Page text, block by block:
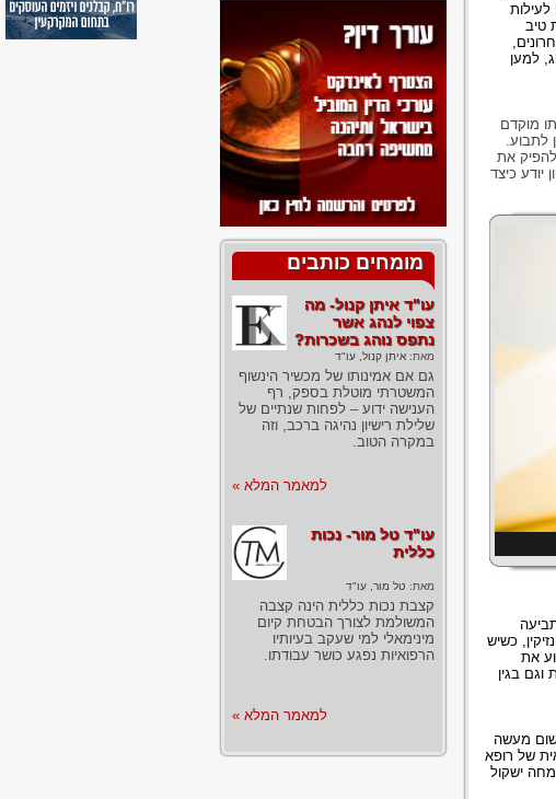
לעילות
טיב
למען
מוקדם
לתבוע.
להפיק את
יודע כיצד
כשיש
את
בגין
מעשה
של רופא
ישקול
מומחים כותבים
עו"ד איתן קנול- מה
צפוי לנהג אשר
נתפס נוהג בשכרות?
מאת: איתן קנול, עו"ד
גם אם אמינותו של מכשיר הינשוף
המשטרתי מוטלת בספק, רף
הענישה ידוע – לפחות שנתיים של
שלילת רישיון נהיגה ברכב, וזה
במקרה הטוב.
למאמר המלא »
עו"ד טל מור- נכות
כללית
מאת: טל מור, עו"ד
קצבת נכות כללית הינה קצבה
המשולמת לצורך הבטחת קיום
מינימאלי למי שעקב בעיותיו
הרפואיות נפגע כושר עבודתו.
למאמר המלא »